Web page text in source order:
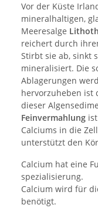
Vor der Küste
mineralhaltigen,
Meeresalge
reichert durch
Stirbt sie ab, sinkt
mineralisiert. Die
Ablagerungen
hervorzuheben ist
dieser
Feinvermahlung
Calciums in die
unterstützt den
Calcium hat eine
spezialisierung.
Calcium wird für
benötigt.